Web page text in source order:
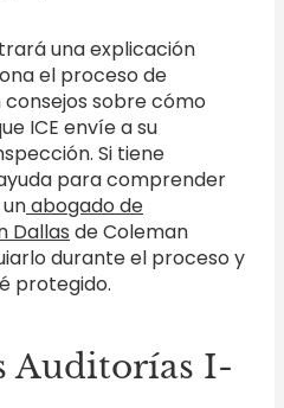
una explicación
el proceso de
sobre cómo
ICE envíe a su
Si tiene
para comprender
abogado de
Dallas de Coleman
durante el proceso y
protegido.
Auditorías I-